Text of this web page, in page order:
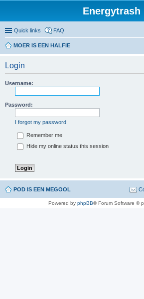
Energytrash
Quick links FAQ
MOER IS EEN HALFIE
Login
Username:
Password:
I forgot my password
Remember me
Hide my online status this session
POD IS EEN MEGOOL
Powered by phpBB® Forum Software ©